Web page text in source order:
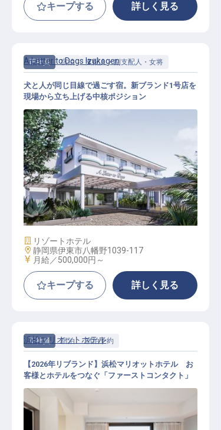
キープする 詳しく見る
正社員 宿泊 支配人・副支配人・女将
副支配人│月給50万円〜／2027年春
開業プレミアムドッグリゾート／年
休112日
A Letter to Dogs Izukogen
犬と人が同じ目線で過ごす宿。新ブランド1号店を
現場から立ち上げる中核ポジション
施設業態
リゾートホテル
勤務地
静岡県伊東市八幡野1039-117
給与
月給／500,000円～
キープする 詳しく見る
正社員 宿泊 宿泊予約
浜松マリオットホテル
【2026年リブランド】浜松マリオットホテル お
客様とホテルをつなぐ「ファーストコンタクト」